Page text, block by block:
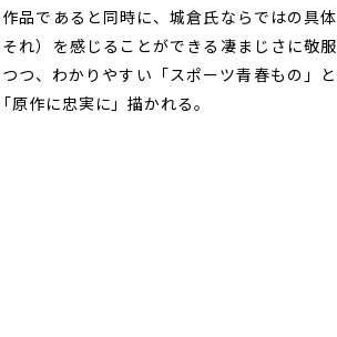
品であると同時に、城倉氏ならではの具体
れ）を感じることができる凄まじさに敬服
つ、わかりやすい「スポーツ青春もの」と
作に忠実に」描かれる。